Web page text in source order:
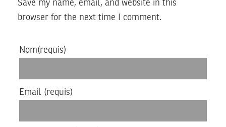
Save my name, email, and website in this
browser for the next time I comment.
Nom(requis)
Email (requis)